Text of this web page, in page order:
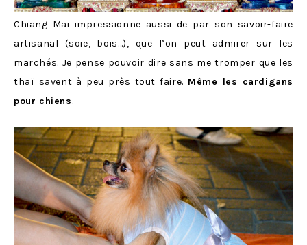
Chiang Mai impressionne aussi de par son savoir-faire
artisanal (soie, bois…), que l’on peut admirer sur les
marchés. Je pense pouvoir dire sans me tromper que les
thaï savent à peu près tout faire. Même les cardigans
pour chiens.